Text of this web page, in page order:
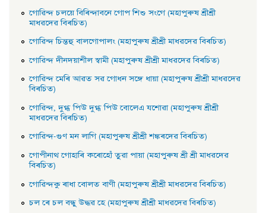
গােৱিন্দ চলয়ে বিৰিন্দাবনে গােপ শিশু সংগে (মহাপুৰুষ শ্ৰীশ্ৰী
মাধৱদেৱ বিৰচিত)
গােৱিন্দ চিন্তহু বালগােপালং (মহাপুৰুষ শ্ৰীশ্ৰী মাধৱদেৱ বিৰচিত)
গােৱিন্দ দীনদয়াশীল স্বামী (মহাপুৰুষ শ্ৰীশ্ৰী মাধৱদেৱ বিৰচিত)
গােৱিন্দ মেৰি আৱত সৱ গােধন সঙ্গে ধায়া (মহাপুৰুষ শ্ৰীশ্ৰী মাধৱদেৱ
বিৰচিত)
গােৱিন্দ, দুগ্ধ পিউ দুগ্ধ পিউ বােলেএ যশােৱা (মহাপুৰুষ শ্ৰীশ্ৰী
মাধৱদেৱ বিৰচিত)
গােৱিন্দ-গুণ মন লাগি (মহাপুৰুষ শ্ৰীশ্ৰী শঙ্কৰদেৱ বিৰচিত)
গােপীনাথ গােহাৰি কৰােহোঁ তুৱা পায়া (মহাপুৰুষ শ্ৰী শ্ৰী মাধৱদেৱ
বিৰচিত)
গােৱিন্দকু ৰাধা বােলত বাণী (মহাপুৰুষ শ্ৰীশ্ৰী মাধৱদেৱ বিৰচিত)
চল ৰে চল বন্ধু উদ্ধৱ হে (মহাপুৰুষ শ্ৰীশ্ৰী মাধৱদেৱ বিৰচিত)